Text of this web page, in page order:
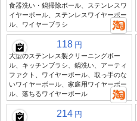
食器洗い・鍋掃除ボール、ステンレスワ
イヤーボール、ステンレスワイヤーボー
ル、ワイヤーブラシ
118 円
大型のステンレス製クリーニングボー
ル、キッチンブラシ、鍋洗い、アーティ
ファクト、ワイヤーボール、取っ手のな
いワイヤーボール、家庭用ワイヤーボー
ル、落ちるワイヤーボール
214 円